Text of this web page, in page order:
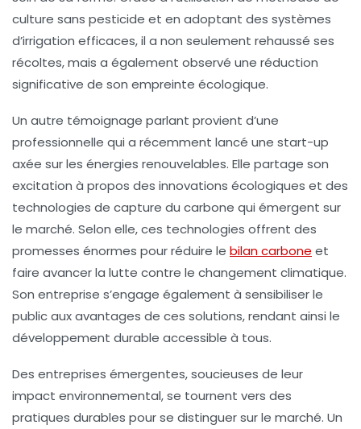
culture sans pesticide et en adoptant des systèmes
d’irrigation efficaces, il a non seulement rehaussé ses
récoltes, mais a également observé une réduction
significative de son empreinte écologique.
Un autre témoignage parlant provient d’une
professionnelle qui a récemment lancé une start-up
axée sur les énergies renouvelables. Elle partage son
excitation à propos des innovations écologiques et des
technologies de capture du carbone qui émergent sur
le marché. Selon elle, ces technologies offrent des
promesses énormes pour réduire le bilan carbone et
faire avancer la lutte contre le changement climatique.
Son entreprise s’engage également à sensibiliser le
public aux avantages de ces solutions, rendant ainsi le
développement durable accessible à tous.
Des entreprises émergentes, soucieuses de leur
impact environnemental, se tournent vers des
pratiques durables pour se distinguer sur le marché. Un